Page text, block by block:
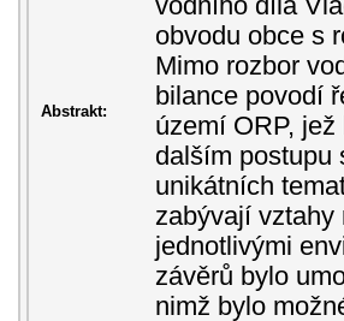
Abstrakt:
vodního díla
obvodu obce s
Mimo rozbor
bilance povodí
území ORP,
dalším postupu
unikátních
zabývají vztahy
jednotlivými
závěrů bylo
nimž bylo